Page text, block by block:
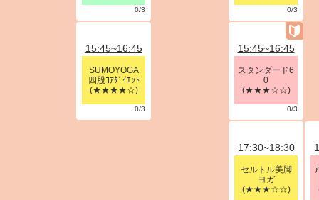
0/3 0/3
15:45~16:45
SUMOYOGA
四股ｺｱﾀﾞｲｴｯﾄ
(★★★★☆)
0/3
15:45~16:45
スタンダード6
0
(★★★☆☆)
0/3
17:30~18:30
セルトル美脚
ヨガ
(★★★☆☆)